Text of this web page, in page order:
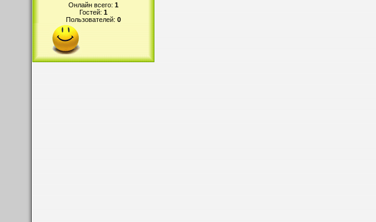
Онлайн всего: 1
Гостей: 1
Пользователей: 0